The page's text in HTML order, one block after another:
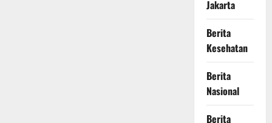
Jakarta
Berita
Kesehatan
Berita
Nasional
Berita